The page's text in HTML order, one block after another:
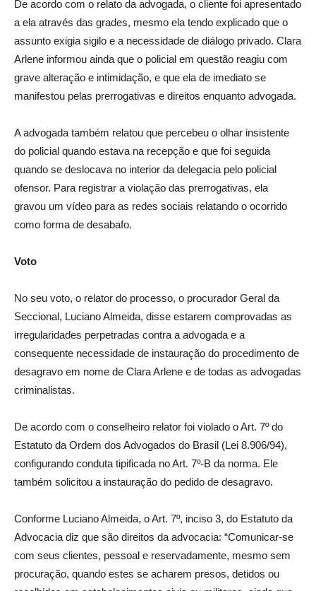
De acordo com o relato da advogada, o cliente foi apresentado
a ela através das grades, mesmo ela tendo explicado que o
assunto exigia sigilo e a necessidade de diálogo privado. Clara
Arlene informou ainda que o policial em questão reagiu com
grave alteração e intimidação, e que ela de imediato se
manifestou pelas prerrogativas e direitos enquanto advogada.
A advogada também relatou que percebeu o olhar insistente
do policial quando estava na recepção e que foi seguida
quando se deslocava no interior da delegacia pelo policial
ofensor. Para registrar a violação das prerrogativas, ela
gravou um vídeo para as redes sociais relatando o ocorrido
como forma de desabafo.
Voto
No seu voto, o relator do processo, o procurador Geral da
Seccional, Luciano Almeida, disse estarem comprovadas as
irregularidades perpetradas contra a advogada e a
consequente necessidade de instauração do procedimento de
desagravo em nome de Clara Arlene e de todas as advogadas
criminalistas.
De acordo com o conselheiro relator foi violado o Art. 7º do
Estatuto da Ordem dos Advogados do Brasil (Lei 8.906/94),
configurando conduta tipificada no Art. 7º-B da norma. Ele
também solicitou a instauração do pedido de desagravo.
Conforme Luciano Almeida, o Art. 7º, inciso 3, do Estatuto da
Advocacia diz que são direitos da advocacia: “Comunicar-se
com seus clientes, pessoal e reservadamente, mesmo sem
procuração, quando estes se acharem presos, detidos ou